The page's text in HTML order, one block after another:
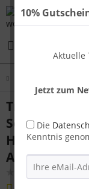
Travelhouse
Schwarz 65
Hartschale |
10%
Aktuelle
Jetzt zum
Die
Kenntnis